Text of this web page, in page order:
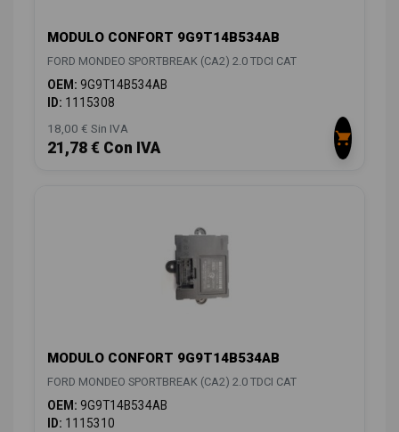
MODULO CONFORT 9G9T14B534AB
FORD MONDEO SPORTBREAK (CA2) 2.0 TDCI CAT
OEM: 9G9T14B534AB
ID: 1115308
18,00 € Sin IVA
21,78 € Con IVA
MODULO CONFORT 9G9T14B534AB
FORD MONDEO SPORTBREAK (CA2) 2.0 TDCI CAT
OEM: 9G9T14B534AB
ID: 1115310